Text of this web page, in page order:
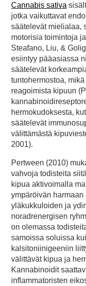
Cannabis sativa
jotka vaikuttavat
säätelevät mielialaa,
motorisia toimintoja
Steafano, Liu, &
esiintyy pääasiassa
säätelevät
tuntohermostoa,
reagoimista kipuun
hermokudoksesta,
säätelevät
välittämästä
2001).
Pertween (2010)
vahvoja todisteita
kipua aktivoimalla
ympäröivän
yläkukkuloiden ja
noradrenergisen
on olemassa
samoissa soluissa
kalsitoniinigeeniin
välittävät kipua ja
Kannabinoidit
inflammatoristen